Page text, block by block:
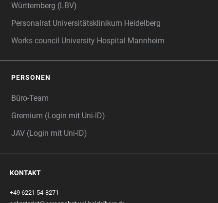
Württemberg (LBV)
Personalrat Universitätsklinikum Heidelberg
Works council University Hospital Mannheim
PERSONEN
Büro-Team
Gremium (Login mit Uni-ID)
JAV (Login mit Uni-ID)
KONTAKT
+49 6221 54-8271